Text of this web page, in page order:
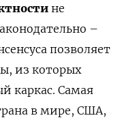
не
–
позволяет
из которых
каркас. Самая
в мире, США,